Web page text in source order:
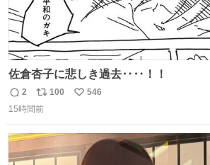
佐倉杏子に悲しき過去‥‥！！
返
信
2
リ
ポ
数
100
い
数
546
15時間前